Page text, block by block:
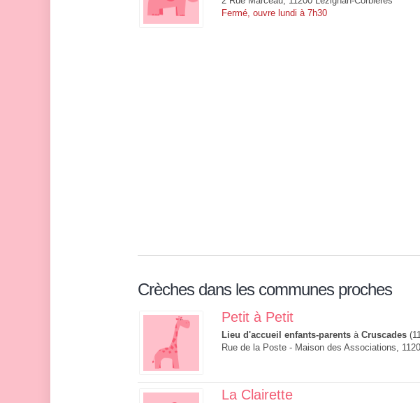
Fermé, ouvre lundi à 7h30
Crèches dans les communes proches
Petit à Petit
Lieu d'accueil enfants-parents à Cruscades
Rue de la Poste - Maison des Associations,
La Clairette